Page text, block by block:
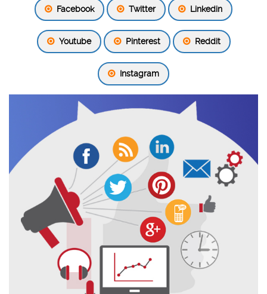
Facebook Twitter Linkedin
Youtube Pinterest Reddit
Instagram